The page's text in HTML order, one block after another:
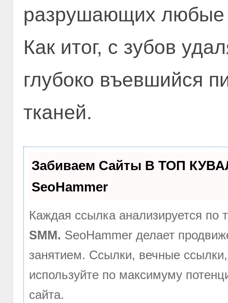
разрушающих любые
Как итог, с зубов
глубоко въевшийся
тканей.
Забиваем Сайты В ТОП
SeoHammer
Каждая ссылка анализируется по
SMM. SeoHammer делает
занятием. Ссылки, вечные
используйте по максимуму
сайта.